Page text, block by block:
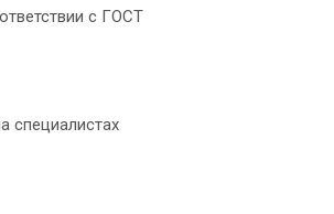
с ГОСТ
специалистах